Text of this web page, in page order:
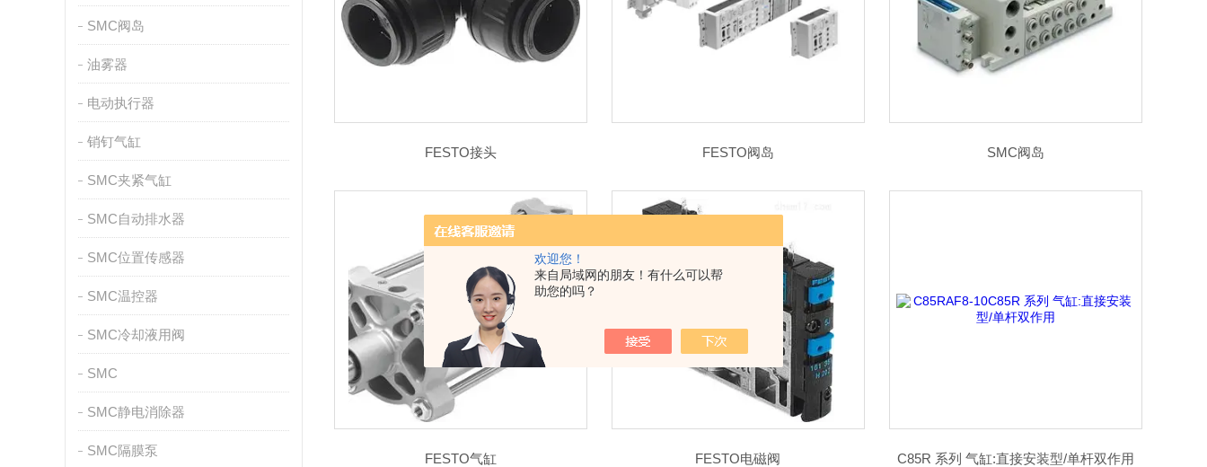
欢迎您！
来自局域网的朋友！有什么可以帮
助您的吗？
SMC阀岛
油雾器
电动执行器
销钉气缸
SMC夹紧气缸
SMC自动排水器
SMC位置传感器
SMC温控器
SMC冷却液用阀
SMC
SMC静电消除器
SMC隔膜泵
FESTO接头 FESTO阀岛 SMC阀岛
FESTO气缸 FESTO电磁阀 C85R 系列 气缸:直接安装型/单杆双作用